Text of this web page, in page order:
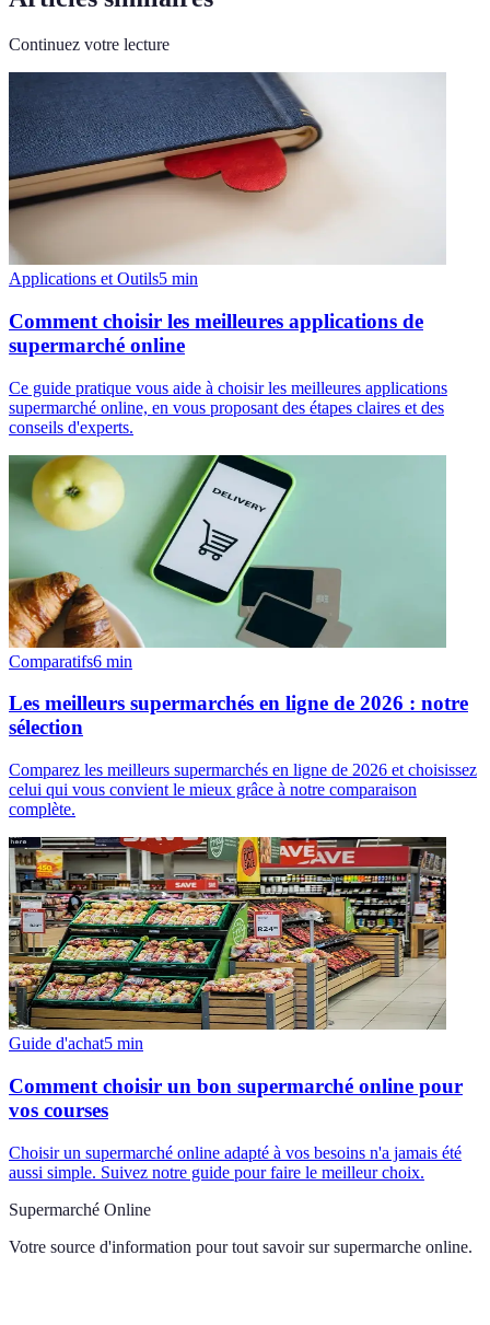
Continuez votre lecture
Applications et Outils5 min
Comment choisir les meilleures applications de
supermarché online
Ce guide pratique vous aide à choisir les meilleures applications
supermarché online, en vous proposant des étapes claires et des
conseils d'experts.
Comparatifs6 min
Les meilleurs supermarchés en ligne de 2026 : notre
sélection
Comparez les meilleurs supermarchés en ligne de 2026 et choisissez
celui qui vous convient le mieux grâce à notre comparaison
complète.
Guide d'achat5 min
Comment choisir un bon supermarché online pour
vos courses
Choisir un supermarché online adapté à vos besoins n'a jamais été
aussi simple. Suivez notre guide pour faire le meilleur choix.
Supermarché Online
Votre source d'information pour tout savoir sur supermarche online.